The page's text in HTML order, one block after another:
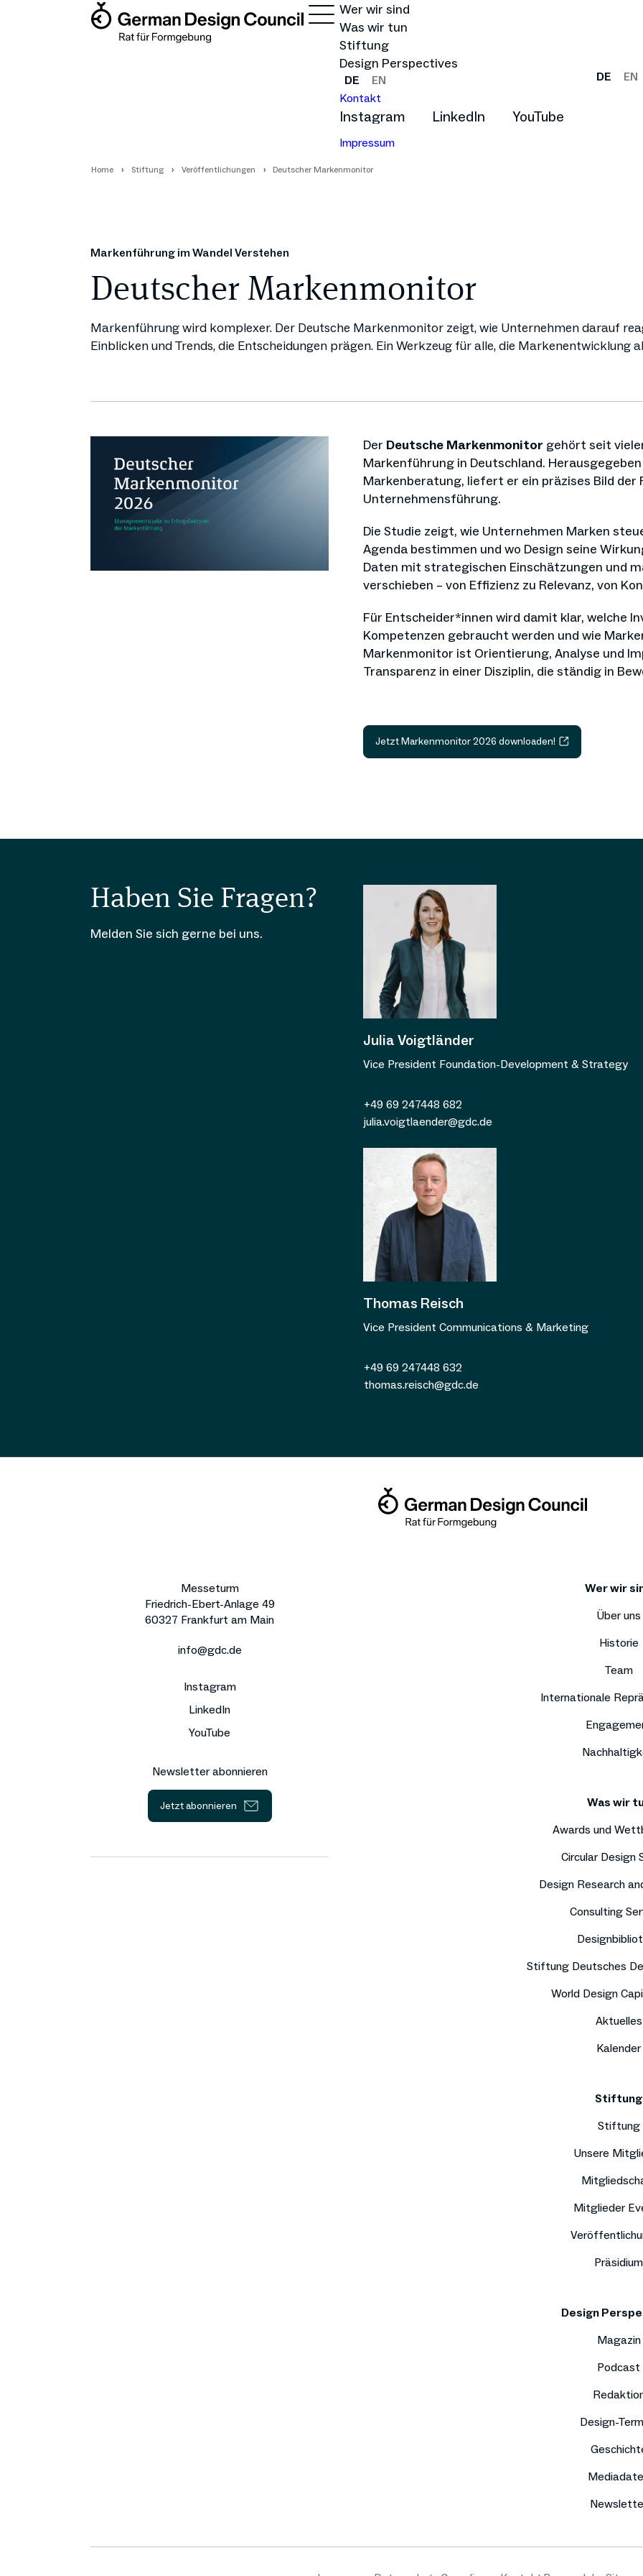
Wer wir sind
Was wir tun
Stiftung
Design Perspectives
DE
EN
Kontakt
Instagram LinkedIn YouTube
Impressum
DE EN
Home Stiftung Veröffentlichungen Deutscher Markenmonitor
Markenführung im Wandel Verstehen
Deutscher Markenmonitor
Markenführung wird komplexer. Der Deutsche Markenmonitor zeigt, wie Unternehmen darauf
Einblicken und Trends, die Entscheidungen prägen. Ein Werkzeug für alle, die Markenentwicklung
Der Deutsche Markenmonitor gehört seit
Markenführung in Deutschland.
Markenberatung, liefert er ein präzises Bild der
Unternehmensführung.
Die Studie zeigt, wie Unternehmen Marken
Agenda bestimmen und wo Design seine
Daten mit strategischen Einschätzungen und
verschieben – von Effizienz zu Relevanz, von
Für Entscheider*innen wird damit klar, welche
Kompetenzen gebraucht werden und wie
Markenmonitor ist Orientierung, Analyse und
Transparenz in einer Disziplin, die ständig in
Jetzt Markenmonitor 2026 downloaden!
Haben Sie Fragen?
Melden Sie sich gerne bei uns.
Julia Voigtländer
Vice President Foundation-Development & Strategy
+49 69 247448 682
julia.voigtlaender@gdc.de
Thomas Reisch
Vice President Communications & Marketing
+49 69 247448 632
thomas.reisch@gdc.de
Messeturm
Friedrich-Ebert-Anlage 49
60327 Frankfurt am Main
info@gdc.de
Instagram
LinkedIn
YouTube
Newsletter abonnieren
Jetzt abonnieren
Wer wir
Über uns
Historie
Team
Internationale
Was wir
Awards und
Circular Design
Design Research
Consulting
Stiftung Deutsches
World Design
Aktuelles
Kalender
Stiftung
Stiftung
Unsere
Mitglieder
Präsidium
Design
Magazin
Podcast
Design-